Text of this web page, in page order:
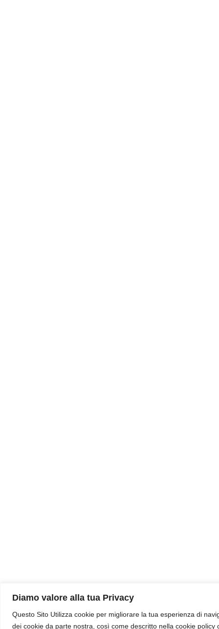
Diamo valore alla tua Privacy
Questo Sito Utilizza cookie per migliorare la tua esperienza di
dei cookie da parte nostra, così come descritto nella cookie policy